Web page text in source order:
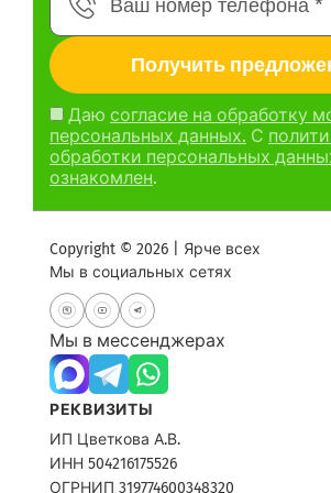
Даю согласие на обработку
персональных данных. С
обработки персональных
ознакомлен.
Copyright © 2026 | Ярче всех
Мы в социальных сетях
Мы в мессенджерах
РЕКВИЗИТЫ
ИП Цветкова А.В.
ИНН 504216175526
ОГРНИП 319774600348320